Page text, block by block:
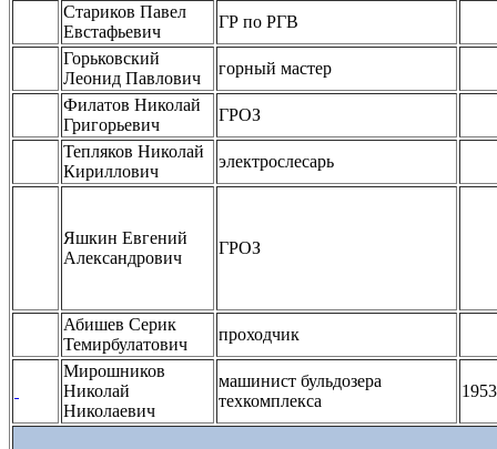
Стариков Павел
Евстафьевич
ГР по РГВ
Горьковский
Леонид Павлович
горный мастер
Филатов Николай
Григорьевич
ГРОЗ
Тепляков Николай
Кириллович
электрослесарь
Яшкин Евгений
Александрович
ГРОЗ
Абишев Серик
Темирбулатович
проходчик
Мирошников
Николай
Николаевич
машинист бульдозера
техкомплекса
1953